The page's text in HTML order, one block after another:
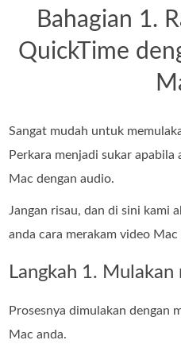
Bahagian 1.
QuickTime
Sangat mudah untuk
Perkara menjadi sukar apabila
Mac dengan audio.
Jangan risau, dan di sini kami
anda cara merakam video Mac
Langkah 1.
Prosesnya dimulakan dengan
Mac anda.